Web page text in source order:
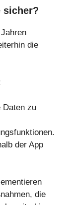
sicher?
die
Daten zu
der App
die